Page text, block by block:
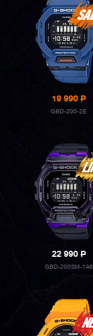
19 990P
GBD-200-2E
22 990P
GBD-200SM-1A6